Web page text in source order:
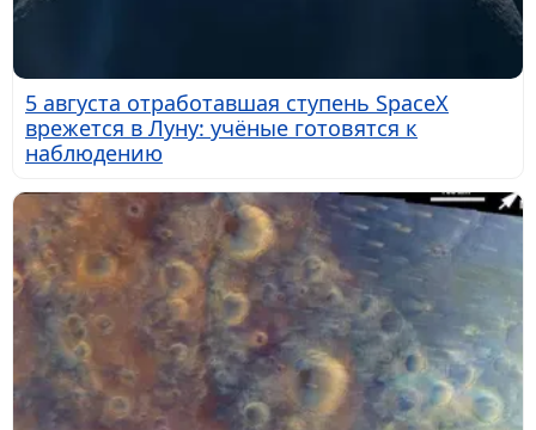
5 августа отработавшая ступень SpaceX
врежется в Луну: учёные готовятся к
наблюдению